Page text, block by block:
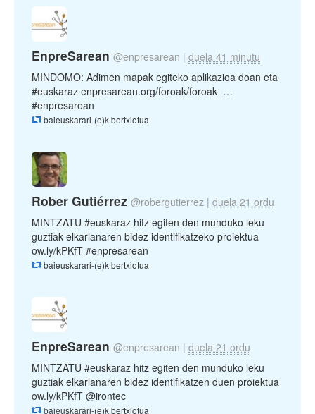
EnpreSarean @enpresarean | duela 41 minutu
MINDOMO: Adimen mapak egiteko aplikazioa doan eta
#euskaraz enpresarean.org/foroak/foroak_…
#enpresarean
baieuskarari-(e)k bertxiotua
Rober Gutiérrez @robergutierrez | duela 21 ordu
MINTZATU #euskaraz hitz egiten den munduko leku
guztiak elkarlanaren bidez identifikatzeko proiektua
ow.ly/kPKfT #enpresarean
baieuskarari-(e)k bertxiotua
EnpreSarean @enpresarean | duela 21 ordu
MINTZATU #euskaraz hitz egiten den munduko leku
guztiak elkarlanaren bidez identifikatzen duen proiektua
ow.ly/kPKfT @irontec
baieuskarari-(e)k bertxiotua